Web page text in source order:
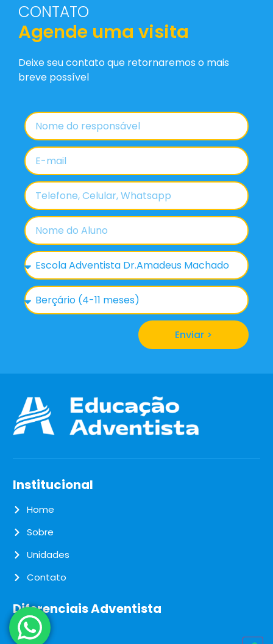
CONTATO
Agende uma visita
Deixe seu contato que retornaremos o mais
breve possível
Enviar >
Institucional
Home
Sobre
Unidades
Contato
Diferenciais Adventista
Blog